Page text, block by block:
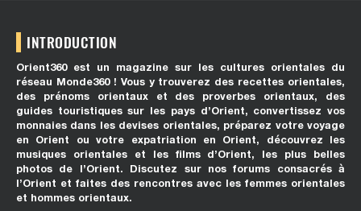
INTRODUCTION
Orient360 est un magazine sur les cultures orientales du
réseau Monde360 ! Vous y trouverez des recettes orientales,
des prénoms orientaux et des proverbes orientaux, des
guides touristiques sur les pays d’Orient, convertissez vos
monnaies dans les devises orientales, préparez votre voyage
en Orient ou votre expatriation en Orient, découvrez les
musiques orientales et les films d’Orient, les plus belles
photos de l’Orient. Discutez sur nos forums consacrés à
l’Orient et faites des rencontres avec les femmes orientales
et hommes orientaux.